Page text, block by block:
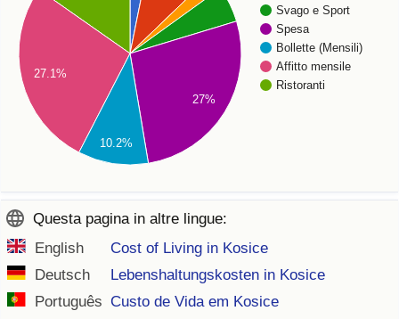
Svago e Sport
Spesa
Bollette (Mensili)
Affitto mensile
Ristoranti
27%
27.1%
10.2%
Questa pagina in altre lingue:
English
Cost of Living in Kosice
Deutsch
Lebenshaltungskosten in Kosice
Português Custo de Vida em Kosice